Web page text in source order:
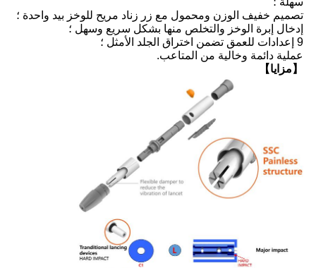
تصميم خفيف الوزن ومحمول مع زر زناد مريح للوخز بيد واحدة ؛
إدخال إبرة الوخز والتخلص منها بشكل سريع وسهل ؛
9 إعدادات للعمق تضمن اختراق الجلد الأمثل ؛
عملية دائمة وخالية من المتاعب.
【مزايا】